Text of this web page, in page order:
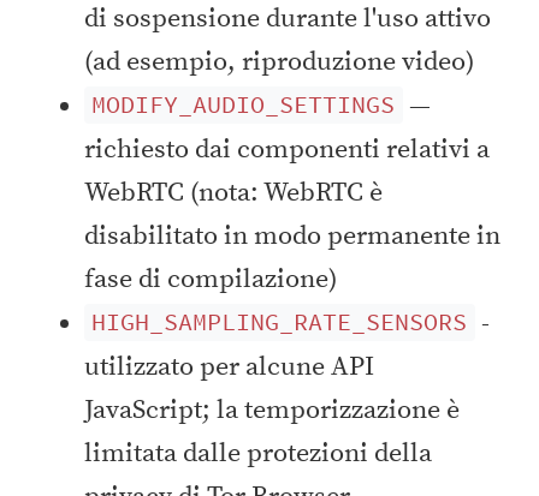
di sospensione durante l'uso attivo
(ad esempio, riproduzione video)
MODIFY_AUDIO_SETTINGS —
richiesto dai componenti relativi a
WebRTC (nota: WebRTC è
disabilitato in modo permanente in
fase di compilazione)
HIGH_SAMPLING_RATE_SENSORS -
utilizzato per alcune API
JavaScript; la temporizzazione è
limitata dalle protezioni della